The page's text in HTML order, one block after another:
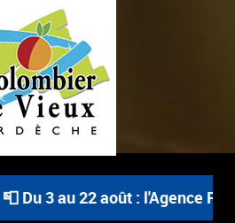
📮 Du 3 au 22 août : l'Agence